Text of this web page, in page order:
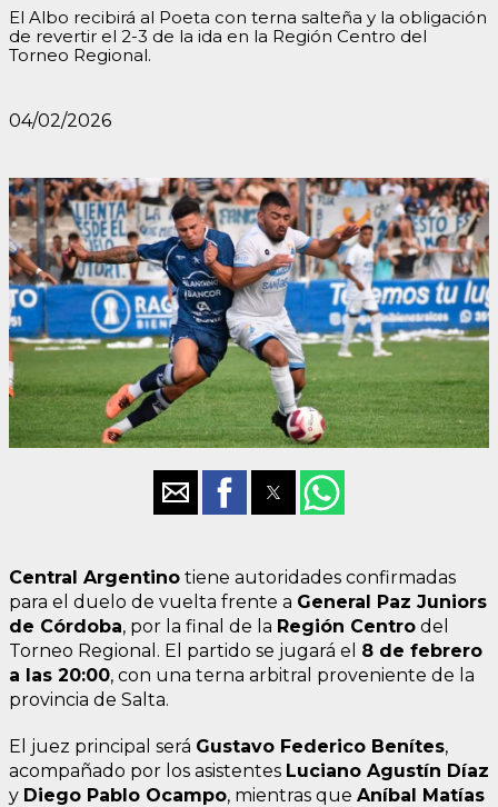
El Albo recibirá al Poeta con terna salteña y la obligación
de revertir el 2-3 de la ida en la Región Centro del
Torneo Regional.
04/02/2026
Central Argentino tiene autoridades confirmadas
para el duelo de vuelta frente a General Paz Juniors
de Córdoba, por la final de la Región Centro del
Torneo Regional. El partido se jugará el 8 de febrero
a las 20:00, con una terna arbitral proveniente de la
provincia de Salta.
El juez principal será Gustavo Federico Benítes,
acompañado por los asistentes Luciano Agustín Díaz
y Diego Pablo Ocampo, mientras que Aníbal Matías